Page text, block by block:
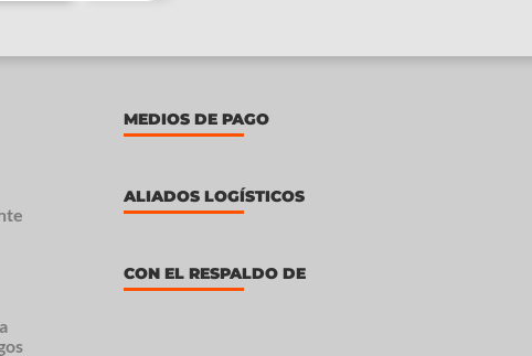
MEDIOS DE PAGO
ALIADOS LOGÍSTICOS
CON EL RESPALDO DE